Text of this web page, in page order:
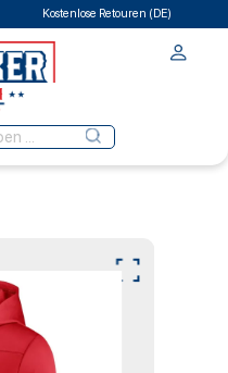
Kostenlose Retouren (DE)